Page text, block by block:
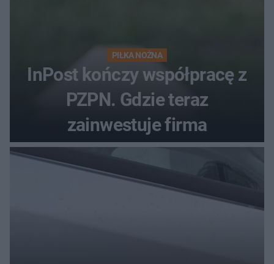
PIŁKA NOŻNA
InPost kończy współpracę z
PZPN. Gdzie teraz
zainwestuje firma